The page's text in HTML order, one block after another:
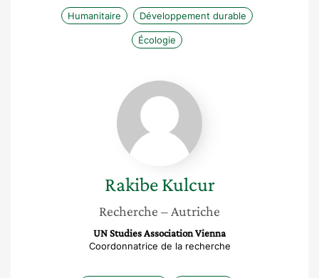
Humanitaire
Développement durable
Écologie
Rakibe
Kulcur
Rakibe Kulcur
Recherche – Autriche
UN Studies Association Vienna
Coordonnatrice de la recherche